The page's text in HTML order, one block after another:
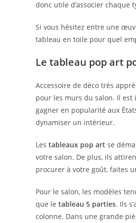
donc utile d’associer
Si vous hésitez entre une
tableau en toile pour quel
Le tableau pop art
Accessoire de déco très
pour les murs du salon. Il est
gagner en popularité aux
dynamiser un intérieur.
Les tableaux pop art se
votre salon. De plus, ils
procurer à votre goût, faites
Pour le salon, les modèles
que le tableau 5 parties. Ils
colonne. Dans une grande